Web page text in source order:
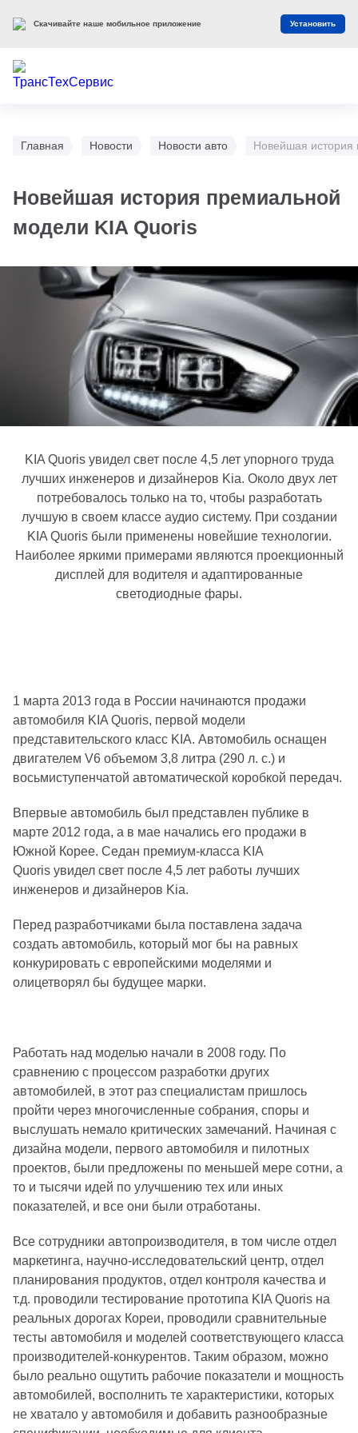
Главная Новости Новости авто Новейшая история
Новейшая история премиальной
модели KIA Quoris
KIA Quoris увидел свет после 4,5 лет упорного труда
лучших инженеров и дизайнеров Kia. Около двух лет
потребовалось только на то, чтобы разработать
лучшую в своем классе аудио систему. При создании
KIA Quoris были применены новейшие технологии.
Наиболее яркими примерами являются проекционный
дисплей для водителя и адаптированные
светодиодные фары.
1 марта 2013 года в России начинаются продажи
автомобиля KIA Quoris, первой модели
представительского класс KIA. Автомобиль оснащен
двигателем V6 объемом 3,8 литра (290 л. с.) и
восьмиступенчатой автоматической коробкой передач.
Впервые автомобиль был представлен публике в
марте 2012 года, а в мае начались его продажи в
Южной Корее. Седан премиум-класса KIA
Quoris увидел свет после 4,5 лет работы лучших
инженеров и дизайнеров Kia.
Перед разработчиками была поставлена задача
создать автомобиль, который мог бы на равных
конкурировать с европейскими моделями и
олицетворял бы будущее марки.
Работать над моделью начали в 2008 году. По
сравнению с процессом разработки других
автомобилей, в этот раз специалистам пришлось
пройти через многочисленные собрания, споры и
выслушать немало критических замечаний. Начиная с
дизайна модели, первого автомобиля и пилотных
проектов, были предложены по меньшей мере сотни, а
то и тысячи идей по улучшению тех или иных
показателей, и все они были отработаны.
Все сотрудники автопроизводителя, в том числе отдел
маркетинга, научно-исследовательский центр, отдел
планирования продуктов, отдел контроля качества и
т.д. проводили тестирование прототипа KIA Quoris на
реальных дорогах Кореи, проводили сравнительные
тесты автомобиля и моделей соответствующего класса
производителей-конкурентов. Таким образом, можно
было реально ощутить рабочие показатели и мощность
автомобилей, восполнить те характеристики, которых
не хватало у автомобиля и добавить разнообразные
Скачивайте наше мобильное приложение Установить